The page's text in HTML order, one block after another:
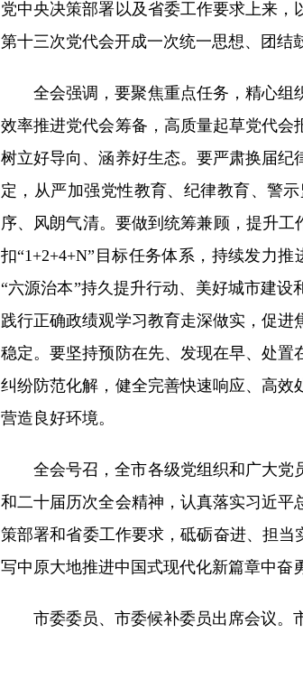
党中央决策部署以及省委工作要求上来
第十三次党代会开成一次统一思想、团结
全会强调，要聚焦重点任务，精心
效率推进党代会筹备，高质量起草党代会
树立好导向、涵养好生态。要严肃换届
定，从严加强党性教育、纪律教育、警
序、风朗气清。要做到统筹兼顾，提升
扣“1+2+4+N”目标任务体系，持续发力
“六源治本”持久提升行动、美好城市建
践行正确政绩观学习教育走深做实，促
稳定。要坚持预防在先、发现在早、处
纠纷防范化解，健全完善快速响应、高
营造良好环境。
全会号召，全市各级党组织和广大
和二十届历次全会精神，认真落实习近
策部署和省委工作要求，砥砺奋进、担
写中原大地推进中国式现代化新篇章中奋
市委委员、市委候补委员出席会议。